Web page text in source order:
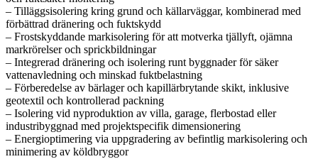
– Tilläggsisolering kring grund och källarväggar, kombinerad med
förbättrad dränering och fuktskydd
– Frostskyddande markisolering för att motverka tjällyft, ojämna
markrörelser och sprickbildningar
– Integrerad dränering och isolering runt byggnader för säker
vattenavledning och minskad fuktbelastning
– Förberedelse av bärlager och kapillärbrytande skikt, inklusive
geotextil och kontrollerad packning
– Isolering vid nyproduktion av villa, garage, flerbostad eller
industribyggnad med projektspecifik dimensionering
– Energioptimering via uppgradering av befintlig markisolering och
minimering av köldbryggor